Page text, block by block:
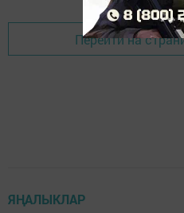
Перейти на
ЯҢАЛЫКЛАР